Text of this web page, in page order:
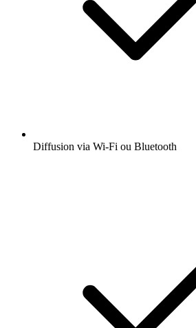
Diffusion via Wi-Fi ou Bluetooth